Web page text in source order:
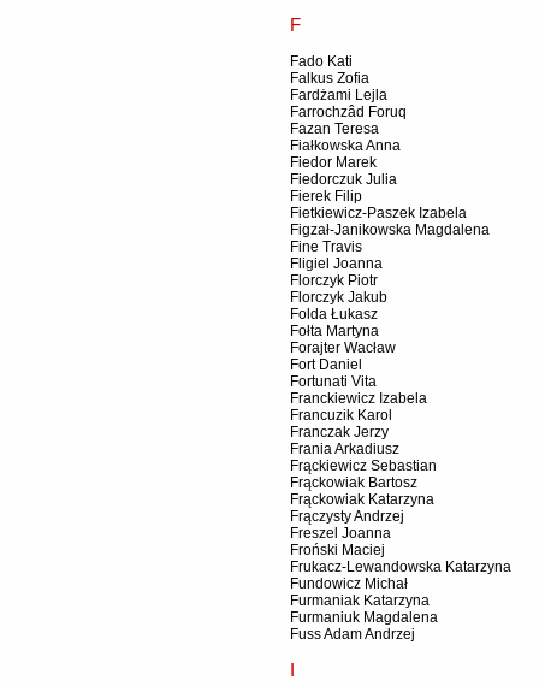
F
Fado Kati
Falkus Zofia
Fardżami Lejla
Farrochzâd Foruq
Fazan Teresa
Fiałkowska Anna
Fiedor Marek
Fiedorczuk Julia
Fierek Filip
Fietkiewicz-Paszek Izabela
Figzał-Janikowska Magdalena
Fine Travis
Fligiel Joanna
Florczyk Piotr
Florczyk Jakub
Folda Łukasz
Fołta Martyna
Forajter Wacław
Fort Daniel
Fortunati Vita
Franckiewicz Izabela
Francuzik Karol
Franczak Jerzy
Frania Arkadiusz
Frąckiewicz Sebastian
Frąckowiak Bartosz
Frąckowiak Katarzyna
Frączysty Andrzej
Freszel Joanna
Froński Maciej
Frukacz-Lewandowska Katarzyna
Fundowicz Michał
Furmaniak Katarzyna
Furmaniuk Magdalena
Fuss Adam Andrzej
I